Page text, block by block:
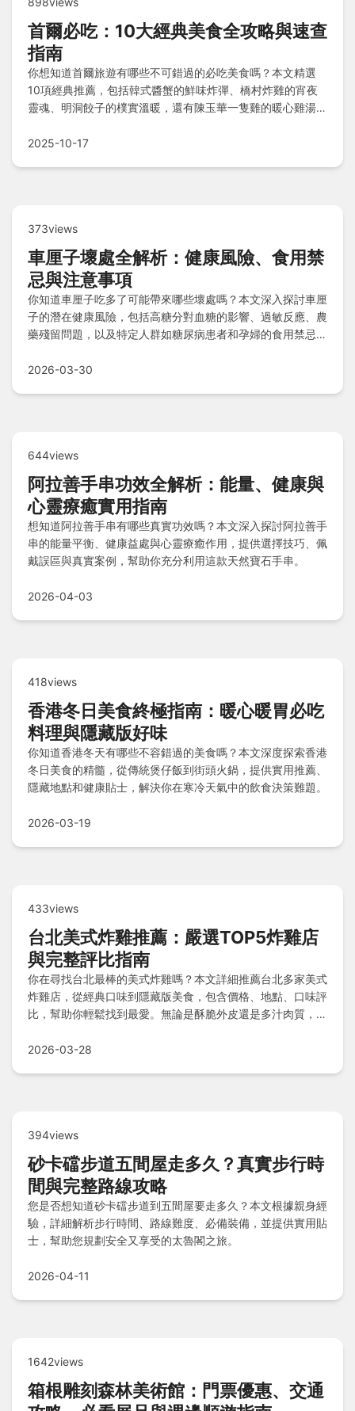
首爾必吃：10大經典美食全攻略與速查
指南
你想知道首爾旅遊有哪些不可錯過的必吃美食嗎？本文精選
10項經典推薦，包括韓式醬蟹的鮮味炸彈、橋村炸雞的宵夜
靈魂、明洞餃子的樸實溫暖，還有陳玉華一隻雞的暖心雞湯、
比較表、關鍵資訊速查和Q&A問答，讓你輕鬆規劃行程，一
2025-10-17
373views
車厘子壞處全解析：健康風險、食用禁
忌與注意事項
你知道車厘子吃多了可能帶來哪些壞處嗎？本文深入探討車厘
子的潛在健康風險，包括高糖分對血糖的影響、過敏反應、農
藥殘留問題，以及特定人群如糖尿病患者和孕婦的食用禁忌，
2026-03-30
644views
阿拉善手串功效全解析：能量、健康與
心靈療癒實用指南
想知道阿拉善手串有哪些真實功效嗎？本文深入探討阿拉善手
串的能量平衡、健康益處與心靈療癒作用，提供選擇技巧、佩
戴誤區與真實案例，幫助你充分利用這款天然寶石手串。
2026-04-03
418views
香港冬日美食終極指南：暖心暖胃必吃
料理與隱藏版好味
你知道香港冬天有哪些不容錯過的美食嗎？本文深度探索香港
冬日美食的精髓，從傳統煲仔飯到街頭火鍋，提供實用推薦、
隱藏地點和健康貼士，解決你在寒冷天氣中的飲食決策難題。
2026-03-19
433views
台北美式炸雞推薦：嚴選TOP5炸雞店
與完整評比指南
你在尋找台北最棒的美式炸雞嗎？本文詳細推薦台北多家美式
炸雞店，從經典口味到隱藏版美食，包含價格、地點、口味評
比，幫助你輕鬆找到最愛。無論是酥脆外皮還是多汁肉質，這
2026-03-28
394views
砂卡礑步道五間屋走多久？真實步行時
間與完整路線攻略
您是否想知道砂卡礑步道到五間屋要走多久？本文根據親身經
驗，詳細解析步行時間、路線難度、必備裝備，並提供實用貼
士，幫助您規劃安全又享受的太魯閣之旅。
2026-04-11
1642views
箱根雕刻森林美術館：門票優惠、交通